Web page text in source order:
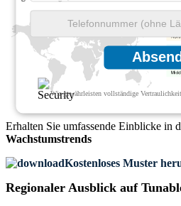
Wir gewährleisten vollständige
Erhalten Sie umfassende Einblicke in
Wachstumstrends
Kostenloses Muster
Regionaler Ausblick auf